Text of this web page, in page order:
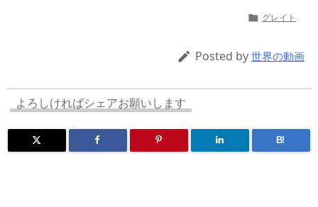
s o
n
ar
d
ro
p.
 グレイト
 Posted by 世界の動画
よろしければシェアお願いします
B!